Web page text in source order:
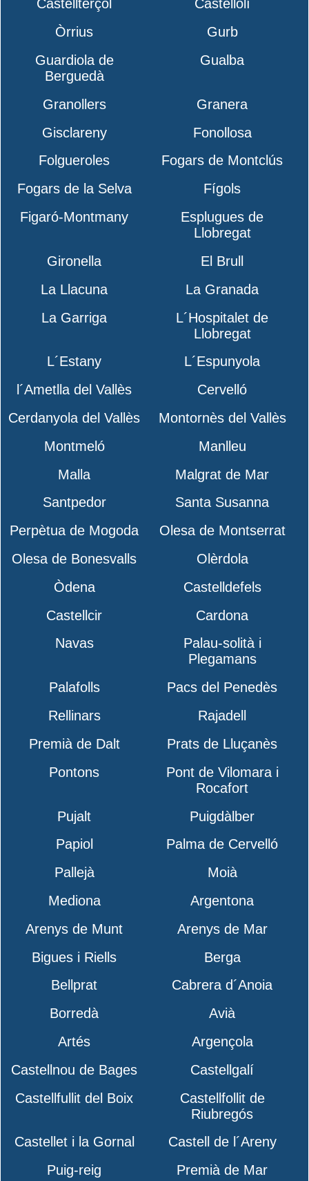
Castellterçol
Castellolí
Òrrius
Gurb
Guardiola de
Berguedà
Gualba
Granollers
Granera
Gisclareny
Fonollosa
Folgueroles
Fogars de Montclús
Fogars de la Selva
Fígols
Figaró-Montmany
Esplugues de
Llobregat
Gironella
El Brull
La Llacuna
La Granada
La Garriga
L´Hospitalet de
Llobregat
L´Estany
L´Espunyola
l´Ametlla del Vallès
Cervelló
Cerdanyola del Vallès
Montornès del Vallès
Montmeló
Manlleu
Malla
Malgrat de Mar
Santpedor
Santa Susanna
Perpètua de Mogoda
Olesa de Montserrat
Olesa de Bonesvalls
Olèrdola
Òdena
Castelldefels
Castellcir
Cardona
Navas
Palau-solità i
Plegamans
Palafolls
Pacs del Penedès
Rellinars
Rajadell
Premià de Dalt
Prats de Lluçanès
Pontons
Pont de Vilomara i
Rocafort
Pujalt
Puigdàlber
Papiol
Palma de Cervelló
Pallejà
Moià
Mediona
Argentona
Arenys de Munt
Arenys de Mar
Bigues i Riells
Berga
Bellprat
Cabrera d´Anoia
Borredà
Avià
Artés
Argençola
Castellnou de Bages
Castellgalí
Castellfullit del Boix
Castellfollit de
Riubregós
Castellet i la Gornal
Castell de l´Areny
Puig-reig
Premià de Mar